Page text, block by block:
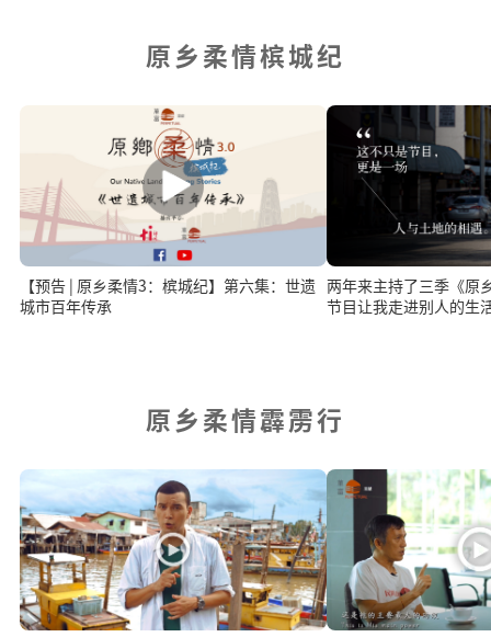
原乡柔情槟城纪
【预告 | 原乡柔情3：槟城纪】第六集：世遗
城市百年传承
两年来主持了三季《原
节目让我走进别人的生
原乡柔情霹雳行